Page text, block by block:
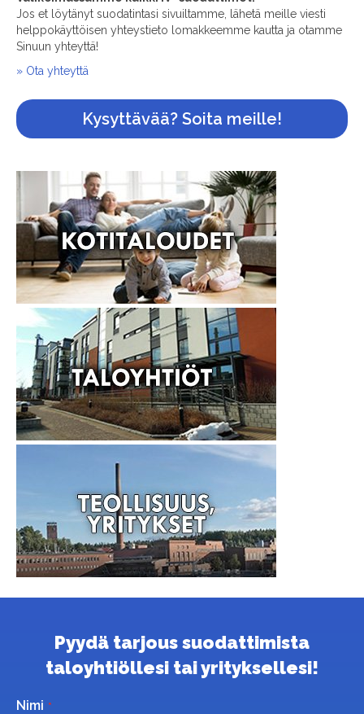
Jos et löytänyt suodatintasi sivuiltamme, lähetä meille viesti
helppokäyttöisen yhteystieto lomakkeemme kautta ja otamme
Sinuun yhteyttä!
» Ota yhteyttä
Kysyttävää? Soita meille!
Pyydä tarjous suodattimista
taloyhtiöllesi tai yrityksellesi!
Nimi